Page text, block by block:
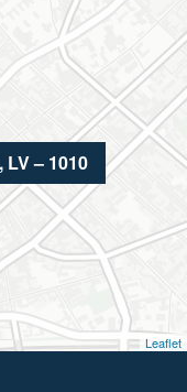
– 1010
Leaflet